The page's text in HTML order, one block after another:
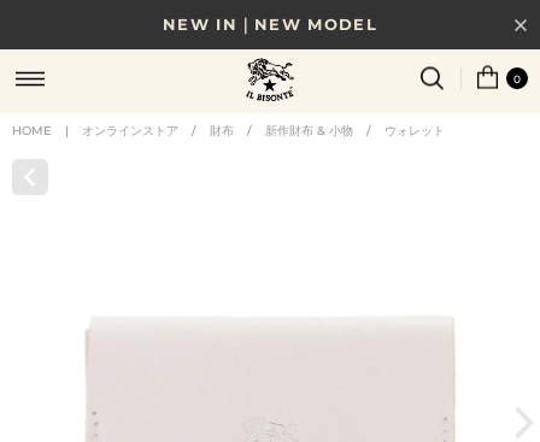
NEW IN｜NEW MODEL
8/17(月)10時まで｜税込11,000円以上で送料無料
贈る相手やシーンから選べる、新しいギフトガイド
0
HOME | オンラインストア / 財布 / 新作財布 & 小物 / ウォレット